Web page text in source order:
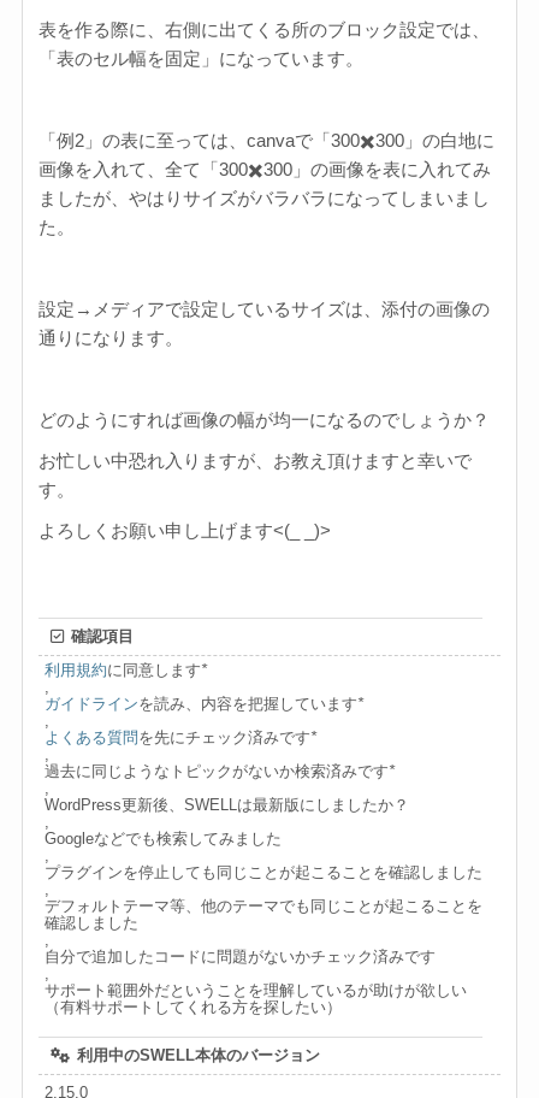
表を作る際に、右側に出てくる所のブロック設定では、
「表のセル幅を固定」になっています。
「例2」の表に至っては、canvaで「300✖️300」の白地に
画像を入れて、全て「300✖️300」の画像を表に入れてみ
ましたが、やはりサイズがバラバラになってしまいまし
た。
設定→メディアで設定しているサイズは、添付の画像の
通りになります。
どのようにすれば画像の幅が均一になるのでしょうか？
お忙しい中恐れ入りますが、お教え頂けますと幸いで
す。
よろしくお願い申し上げます<(_ _)>
確認項目
利用規約に同意します*
ガイドラインを読み、内容を把握しています*
よくある質問を先にチェック済みです*
過去に同じようなトピックがないか検索済みです*
WordPress更新後、SWELLは最新版にしましたか？
Googleなどでも検索してみました
プラグインを停止しても同じことが起こることを確認しました
デフォルトテーマ等、他のテーマでも同じことが起こることを
確認しました
自分で追加したコードに問題がないかチェック済みです
サポート範囲外だということを理解しているが助けが欲しい
（有料サポートしてくれる方を探したい）
利用中のSWELL本体のバージョン
2.15.0